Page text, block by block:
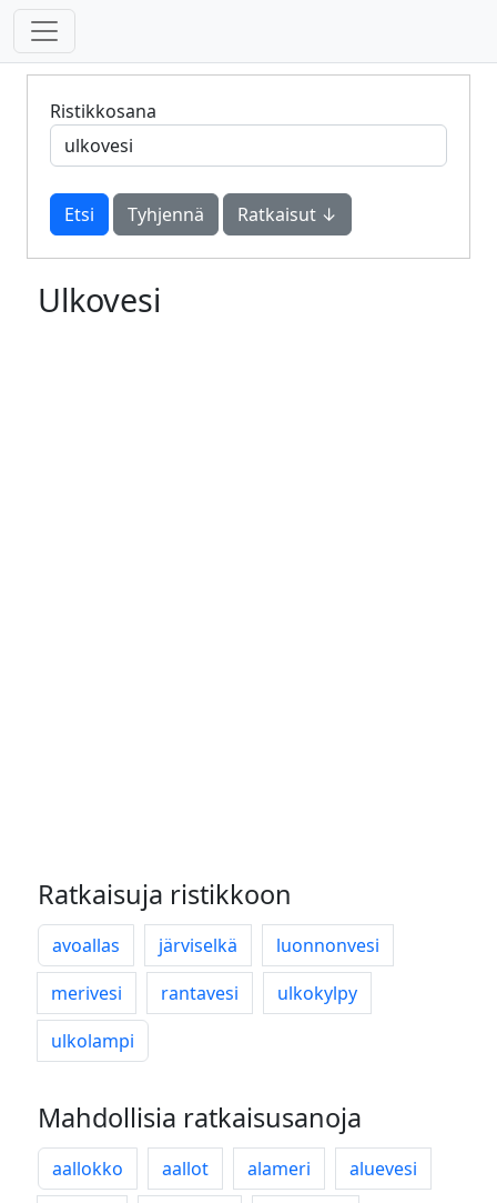
Ristikkosana
Tyhjennä Ratkaisut ↓
Ulkovesi
Ratkaisuja ristikkoon
avoallas järviselkä
luonnonvesi
merivesi
rantavesi
ulkokylpy
ulkolampi
Mahdollisia ratkaisusanoja
aallokko aallot alameri
aluevesi